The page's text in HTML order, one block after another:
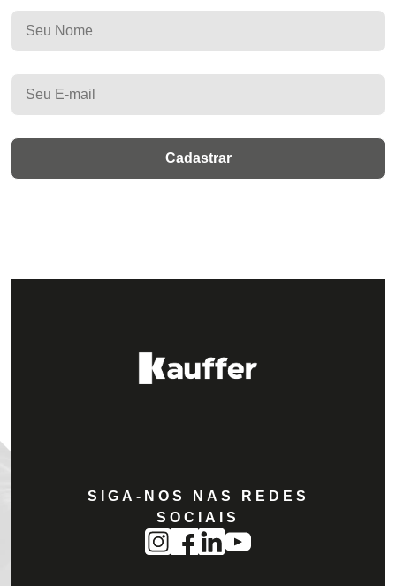
SIGA-NOS NAS REDES
SOCIAIS